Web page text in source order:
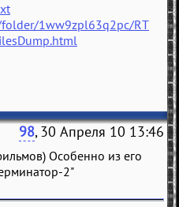
1ww9zpl63q2pc/RT
98, 30 Апреля 10 13:46
Особенно из его
2"